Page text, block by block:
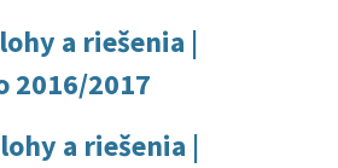
a riešenia |
2016/2017
a riešenia |